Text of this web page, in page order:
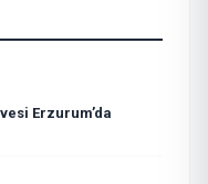
Erzurum’da